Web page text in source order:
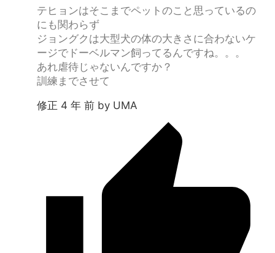
テヒョンはそこまでペットのこと思っているの
にも関わらず
ジョングクは大型犬の体の大きさに合わないケ
ージでドーベルマン飼ってるんですね。。。
あれ虐待じゃないんですか？
訓練までさせて
修正 4 年 前 by UMA